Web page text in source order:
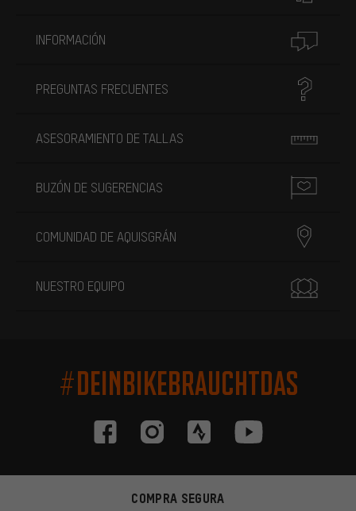
INFORMACIÓN
PREGUNTAS FRECUENTES
ASESORAMIENTO DE TALLAS
BUZÓN DE SUGERENCIAS
COMUNIDAD DE AQUISGRÁN
NUESTRO EQUIPO
#DEINBIKEBRAUCHTDAS
COMPRA SEGURA